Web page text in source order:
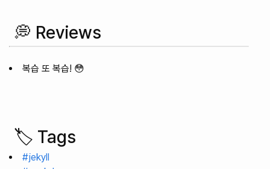
💭 Reviews
복습 또 복습! 😳
🏷️ Tags
#jekyll